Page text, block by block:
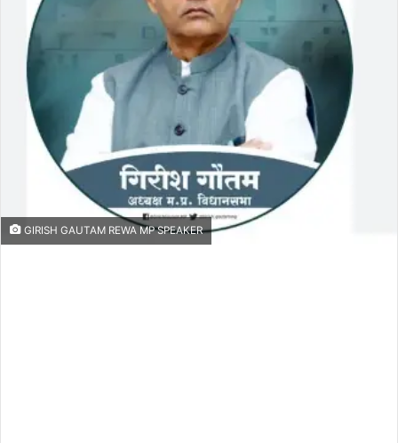
GIRISH GAUTAM REWA MP SPEAKER